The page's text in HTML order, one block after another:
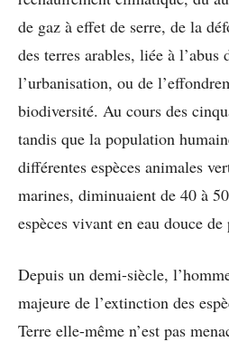
de gaz à effet de serre, de la
des terres arables, liée à l’abus
l’urbanisation, ou de
biodiversité. Au cours des
tandis que la population
différentes espèces animales
marines, diminuaient de 40 à
espèces vivant en eau douce
Depuis un demi-siècle,
majeure de l’extinction des
Terre elle-même n’est pas